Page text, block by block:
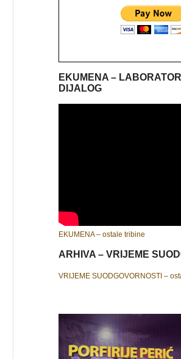
EKUMENA –
DIJALOG
EKUMENA – ostale tribine
ARHIVA – VRIJEME
VRIJEME SUODGOVORNOSTI –